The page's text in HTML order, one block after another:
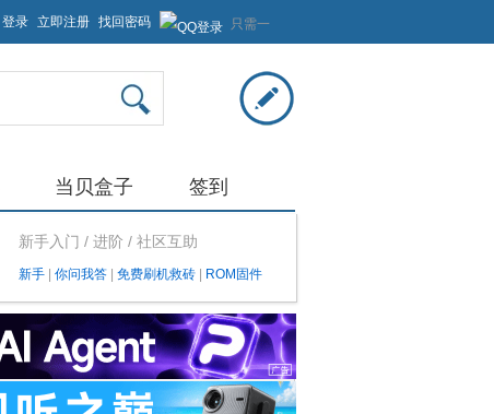
只需一
步，快
速开始
登录 立即注册 找回密码
当贝盒子 签到
新手入门 / 进阶 / 社区互助
新手 你问我答 免费刷机救砖 ROM固件